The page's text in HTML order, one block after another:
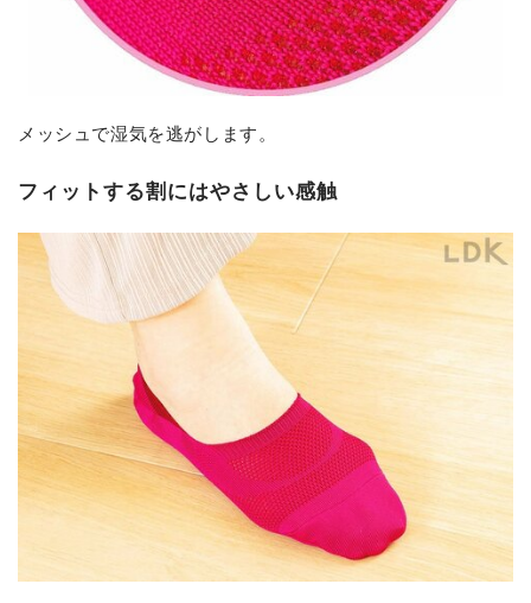
メッシュで湿気を逃がします。
フィットする割にはやさしい感触